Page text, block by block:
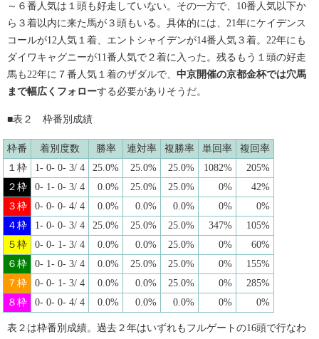
～６番人気は１頭も好走していない。その一方で、10番人気以下か
ら３着以内に来た馬が３頭もいる。具体的には、21年にケイデンス
コールが12人気１着、エントシャイデンが14番人気３着。22年にも
ダイワキャグニーが11番人気で２着に入った。残るもう１頭の好走
馬も22年に７番人気１着のザダルで、 中京開催の京都金杯では穴馬
まで幅広くフォローする必要がありそうだ。
■表２ 枠番別成績
枠番 着別度数 勝率 連対率 複勝率 単回率
複回率
１枠
1- 0- 0- 3/ 4 25.0% 25.0% 25.0% 1082%
205%
２枠
0- 1- 0- 3/ 4 0.0% 25.0% 25.0% 0%
42%
３枠
0- 0- 0- 4/ 4 0.0% 0.0% 0.0% 0%
0%
４枠
1- 0- 0- 3/ 4 25.0% 25.0% 25.0% 347%
105%
５枠
0- 0- 1- 3/ 4 0.0% 0.0% 25.0% 0%
60%
６枠
0- 1- 0- 3/ 4 0.0% 25.0% 25.0% 0%
155%
７枠
0- 0- 1- 3/ 4 0.0% 0.0% 25.0% 0%
285%
８枠
0- 0- 0- 4/ 4 0.0% 0.0% 0.0% 0% 0%
表２は枠番別成績。過去２年はいずれもフルゲートの16頭で行なわ